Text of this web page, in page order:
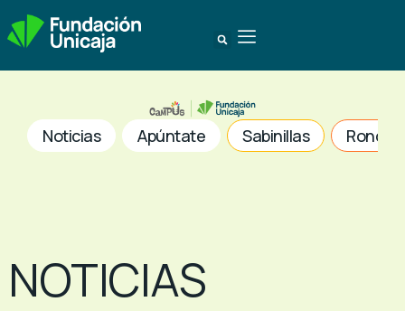
Noticias Apúntate Sabinillas Ronda
NOTICIAS